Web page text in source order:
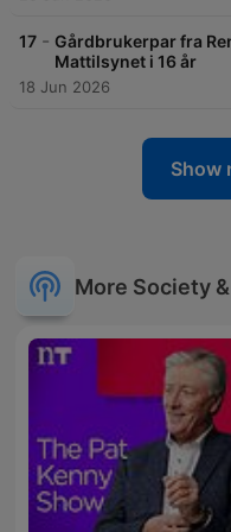
17 - Gårdbrukerpar fra
Mattilsynet i 16 år
18 Jun 2026
Show
More Society